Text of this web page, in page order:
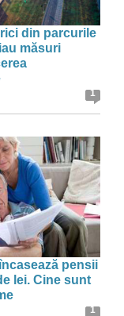
din parcurile
măsuri
1
pensii
lei. Cine sunt
1